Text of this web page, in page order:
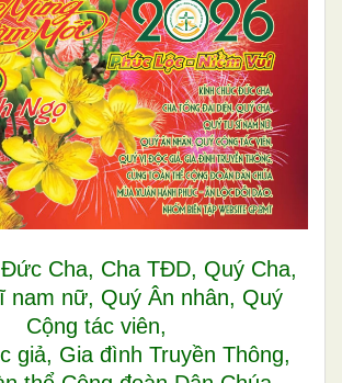
Cha, Cha TĐD, Quý Cha,
nam nữ, Quý Ân nhân, Quý
Cộng tác viên,
giả, Gia đình Truyền Thông,